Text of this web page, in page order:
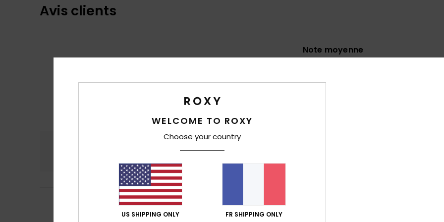
Avis clients
Note moyenne
Rapport qualité / prix
Nathalie
WELCOME TO ROXY
Choose your country
US SHIPPING ONLY FR SHIPPING ONLY